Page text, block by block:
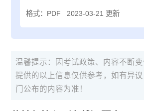
格式：PDF 2023-03-21 更新
温馨提示：因考试政策、内容不断
提供的以上信息仅供参考，如有异
门公布的内容为准！